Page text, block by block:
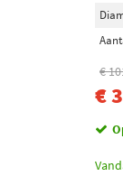
€
€